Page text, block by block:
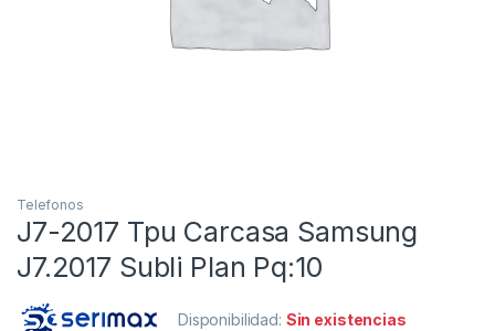
Telefonos
J7-2017 Tpu Carcasa Samsung
J7.2017 Subli Plan Pq:10
Disponibilidad: Sin existencias